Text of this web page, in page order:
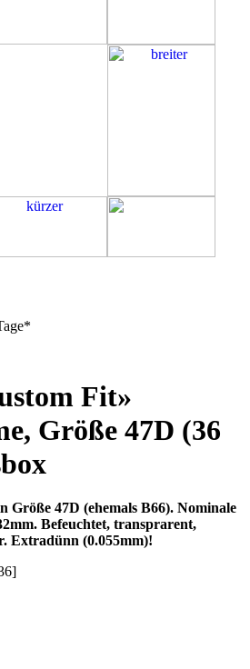
Fit»
Größe 47D (36
Größe 47D (ehemals B66). Nominale
Befeuchtet, transprarent,
Extradünn (0.055mm)!